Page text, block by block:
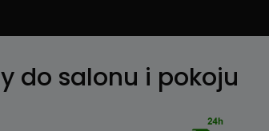
do salonu i pokoju